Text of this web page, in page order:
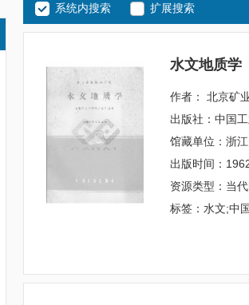
系统内搜索 扩展搜索
水文地质学
作者： 北京矿
出版社：中国
馆藏单位：浙
出版时间：
资源类型：当
标签：水文;中